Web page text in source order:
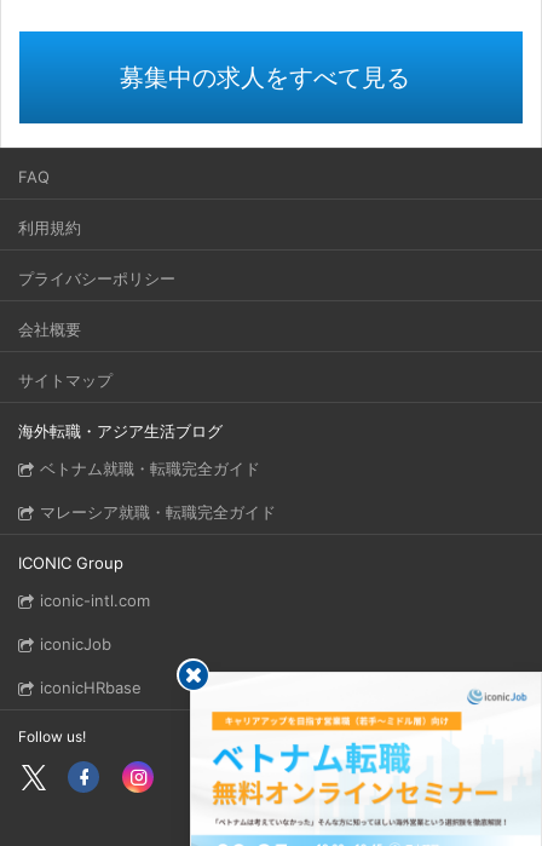
募集中の求人をすべて見る
FAQ
利用規約
プライバシーポリシー
会社概要
サイトマップ
海外転職・アジア生活ブログ
ベトナム就職・転職完全ガイド
マレーシア就職・転職完全ガイド
ICONIC Group
iconic-intl.com
iconicJob
iconicHRbase
Follow us!